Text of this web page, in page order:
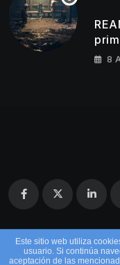
8
Este sitio web utiliza
usuario. Si continúa
aceptación de las